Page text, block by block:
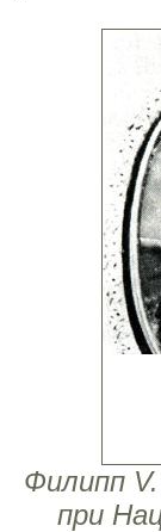
Филипп
при